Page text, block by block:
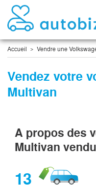
Accueil Vendre une
Vendez votre
Multivan
A propos des
Multivan
13